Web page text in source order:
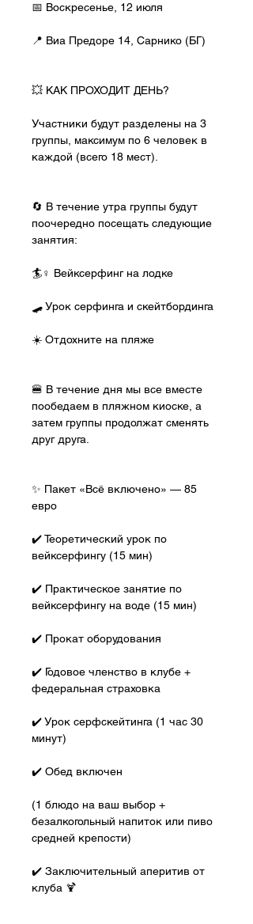
📅 Воскресенье, 12 июля
📍 Виа Предоре 14, Сарнико (БГ)
💥 КАК ПРОХОДИТ ДЕНЬ?
Участники будут разделены на 3
группы, максимум по 6 человек в
каждой (всего 18 мест).
🔄 В течение утра группы будут
поочередно посещать следующие
занятия:
🏄♀️ Вейксерфинг на лодке
🛹 Урок серфинга и скейтбординга
☀️ Отдохните на пляже
🍔 В течение дня мы все вместе
пообедаем в пляжном киоске, а
затем группы продолжат сменять
друг друга.
✨ Пакет «Всё включено» — 85
евро
✔️ Теоретический урок по
вейксерфингу (15 мин)
✔️ Практическое занятие по
вейксерфингу на воде (15 мин)
✔️ Прокат оборудования
✔️ Годовое членство в клубе +
федеральная страховка
✔️ Урок серфскейтинга (1 час 30
минут)
✔️ Обед включен
(1 блюдо на ваш выбор +
безалкогольный напиток или пиво
средней крепости)
✔️ Заключительный аперитив от
клуба 🍹